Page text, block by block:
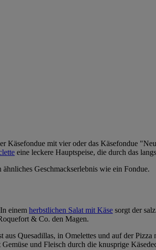
Käsefondue mit vier oder das Käsefondue
eine leckere Hauptspeise, die durch das
Geschmackserlebnis wie ein Fondue.
einem herbstlichen Salat mit Käse sorgt der
& Co. den Magen.
Quesadillas, in Omelettes und auf der
und Fleisch durch die knusprige